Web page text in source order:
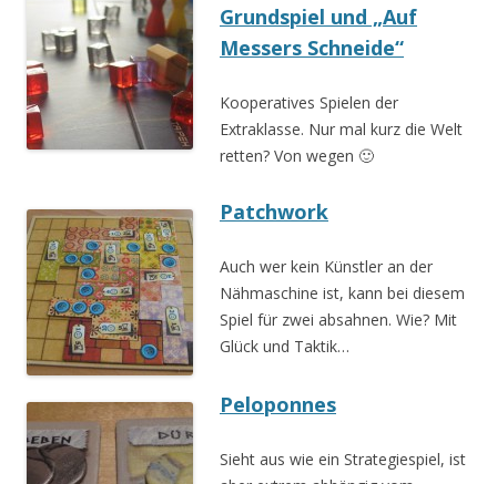
Grundspiel und „Auf
Messers Schneide“
Kooperatives Spielen der
Extraklasse. Nur mal kurz die Welt
retten? Von wegen 🙂
Patchwork
Auch wer kein Künstler an der
Nähmaschine ist, kann bei diesem
Spiel für zwei absahnen. Wie? Mit
Glück und Taktik…
Peloponnes
Sieht aus wie ein Strategiespiel, ist